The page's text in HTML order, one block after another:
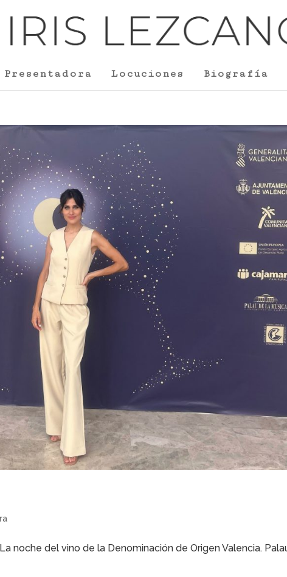
Presentadora Locuciones Biografía
noche del vino de la Denominación de Origen Valencia.